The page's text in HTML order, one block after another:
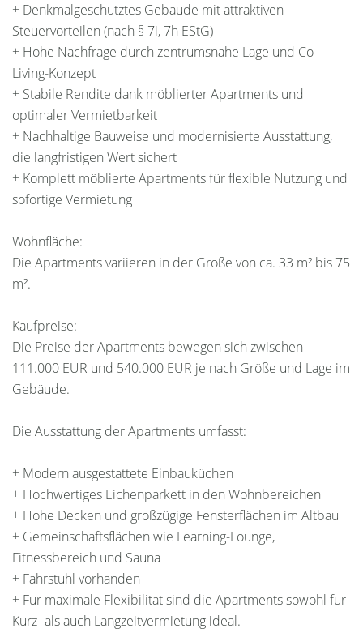
+ Denkmalgeschütztes Gebäude mit attraktiven
Steuervorteilen (nach § 7i, 7h EStG)
+ Hohe Nachfrage durch zentrumsnahe Lage und Co-
Living-Konzept
+ Stabile Rendite dank möblierter Apartments und
optimaler Vermietbarkeit
+ Nachhaltige Bauweise und modernisierte Ausstattung,
die langfristigen Wert sichert
+ Komplett möblierte Apartments für flexible Nutzung und
sofortige Vermietung
Wohnfläche:
Die Apartments variieren in der Größe von ca. 33 m² bis 75
m².
Kaufpreise:
Die Preise der Apartments bewegen sich zwischen
111.000 EUR und 540.000 EUR je nach Größe und Lage im
Gebäude.
Die Ausstattung der Apartments umfasst:
+ Modern ausgestattete Einbauküchen
+ Hochwertiges Eichenparkett in den Wohnbereichen
+ Hohe Decken und großzügige Fensterflächen im Altbau
+ Gemeinschaftsflächen wie Learning-Lounge,
Fitnessbereich und Sauna
+ Fahrstuhl vorhanden
+ Für maximale Flexibilität sind die Apartments sowohl für
Kurz- als auch Langzeitvermietung ideal.